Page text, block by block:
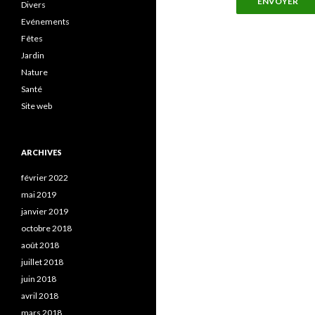
Divers
Evénements
Fêtes
Jardin
Nature
Santé
Site web
ARCHIVES
février 2022
mai 2019
janvier 2019
octobre 2018
août 2018
juillet 2018
juin 2018
avril 2018
mars 2018